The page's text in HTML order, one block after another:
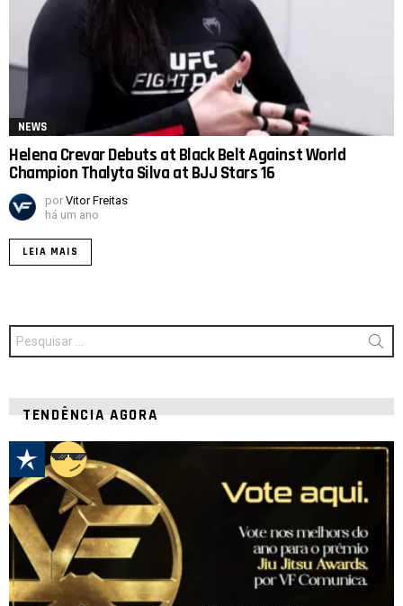
NEWS
Helena Crevar Debuts at Black Belt Against World
Champion Thalyta Silva at BJJ Stars 16
por Vitor Freitas
há um ano
LEIA MAIS
Procurar
por:
TENDÊNCIA AGORA